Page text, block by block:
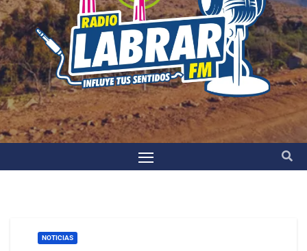
NOTICIAS